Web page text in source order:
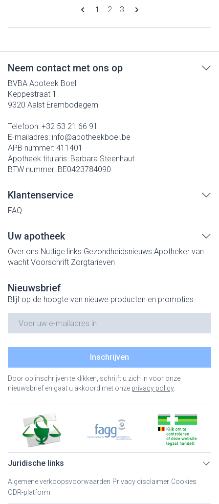
Pagina's
U lees momenteel pagina
1 Pagina
2 Pagina
3
Neem contact met ons op
BVBA Apoteek Boel
Keppestraat 1
9320 Aalst Erembodegem
Telefoon: +32 53 21 66 91
E-mailadres: info@apotheekboel.be
APB nummer: 411401
Apotheek titularis: Barbara Steenhaut
BTW nummer: BE0423784090
Klantenservice
FAQ
Uw apotheek
Over ons Nuttige links Gezondheidsnieuws Apotheker van
wacht Voorschrift Zorgtarieven
Nieuwsbrief
Blijf op de hoogte van nieuwe producten en promoties
Inschrijven
Door op inschrijven te klikken, schrijft u zich in voor onze
nieuwsbrief en gaat u akkoord met onze privacy policy.
Juridische links
Algemene verkoopsvoorwaarden Privacy disclaimer Cookies
ODR-platform